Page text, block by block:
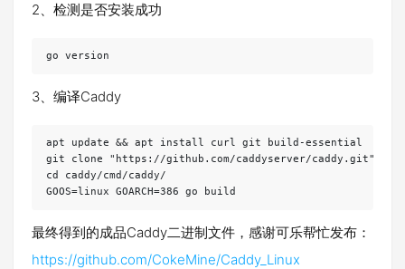
2、检测是否安装成功
go version
3、编译Caddy
apt update && apt install curl git build-essential
git clone "https://github.com/caddyserver/caddy.git"
cd caddy/cmd/caddy/
最终得到的成品Caddy二进制文件，感谢可乐帮忙发布：
https://github.com/CokeMine/Caddy_Linux